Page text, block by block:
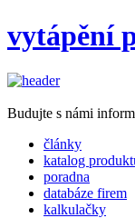
vytápění
Budujte s námi
články
katalog
poradna
databáze firem
kalkulačky